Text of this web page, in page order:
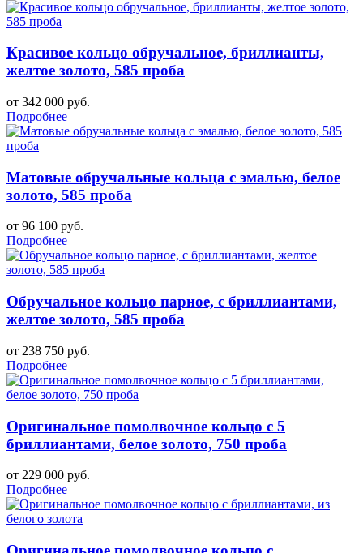
Красивое кольцо обручальное, бриллианты,
желтое золото, 585 проба
от 342 000 руб.
Подробнее
Матовые обручальные кольца с эмалью, белое
золото, 585 проба
от 96 100 руб.
Подробнее
Обручальное кольцо парное, с бриллиантами,
желтое золото, 585 проба
от 238 750 руб.
Подробнее
Оригинальное помолвочное кольцо с 5
бриллиантами, белое золото, 750 проба
от 229 000 руб.
Подробнее